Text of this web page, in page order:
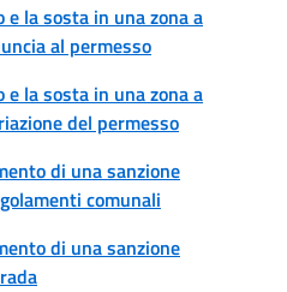
la sosta in una zona a
al permesso
la sosta in una zona a
del permesso
di una sanzione
comunali
di una sanzione